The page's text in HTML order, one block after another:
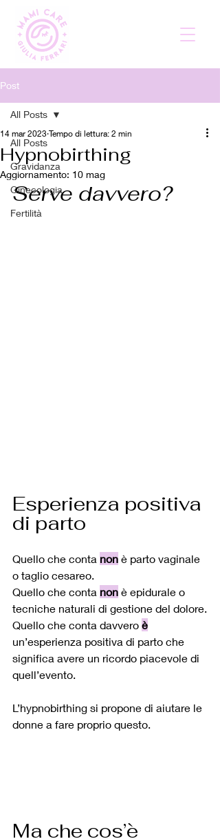
Post
All Posts
Gravidanza
Ginecologia
Fertilità
All Posts
Hypnobirthing
14 mar 2023 Tempo di lettura: 2 min
Aggiornamento: 10 mag
Serve davvero?
Esperienza positiva
di parto
Quello che conta non è parto vaginale
o taglio cesareo.
Quello che conta non è epidurale o
tecniche naturali di gestione del dolore.
Quello che conta davvero è
un’esperienza positiva di parto che
significa avere un ricordo piacevole di
quell’evento.
L’hypnobirthing si propone di aiutare le
donne a fare proprio questo.
Ma che cos’è